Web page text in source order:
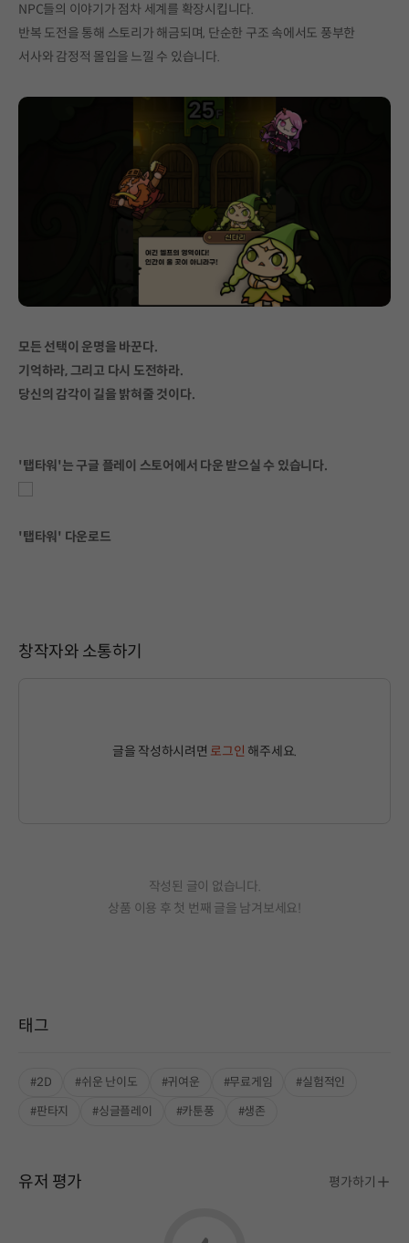
NPC들의 이야기가 점차 세계를 확장시킵니다.
반복 도전을 통해 스토리가 해금되며, 단순한 구조 속에서도 풍부한
서사와 감정적 몰입을 느낄 수 있습니다.
모든 선택이 운명을 바꾼다.
기억하라, 그리고 다시 도전하라.
당신의 감각이 길을 밝혀줄 것이다.
'탭타워'는 구글 플레이 스토어에서 다운 받으실 수 있습니다.
'탭타워' 다운로드
창작자와 소통하기
글을 작성하시려면 로그인 해주세요.
작성된 글이 없습니다.
상품 이용 후 첫 번째 글을 남겨보세요!
태그
#2D #쉬운 난이도 #귀여운 #무료게임
#실험적인
#판타지
#싱글플레이 #카툰풍 #생존
유저 평가 평가하기